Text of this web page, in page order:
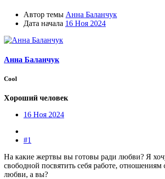
Автор темы Анна Баланчук
Дата начала 16 Ноя 2024
Анна Баланчук
Cool
Хороший человек
16 Ноя 2024
#1
На какие жертвы вы готовы ради любви? Я
свободной посвятить себя работе,
любви, а вы?